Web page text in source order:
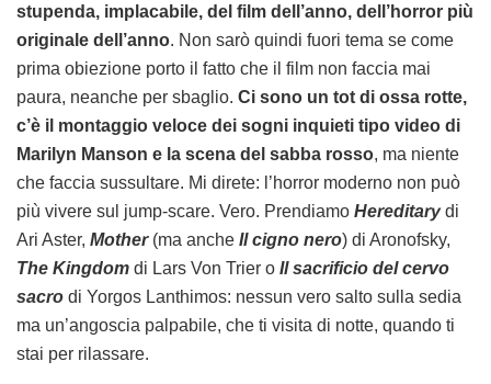
stupenda, implacabile, del film dell’anno, dell’horror più
originale dell’anno. Non sarò quindi fuori tema se come
prima obiezione porto il fatto che il film non faccia mai
paura, neanche per sbaglio. Ci sono un tot di ossa rotte,
c’è il montaggio veloce dei sogni inquieti tipo video di
Marilyn Manson e la scena del sabba rosso, ma niente
che faccia sussultare. Mi direte: l’horror moderno non può
più vivere sul jump-scare. Vero. Prendiamo Hereditarydi
Ari Aster, Mother(ma anche Il cigno nero) di Aronofsky,
The Kingdom di Lars Von Trier o Il sacrificio del cervo
sacro di Yorgos Lanthimos: nessun vero salto sulla sedia
ma un’angoscia palpabile, che ti visita di notte, quando ti
stai per rilassare.